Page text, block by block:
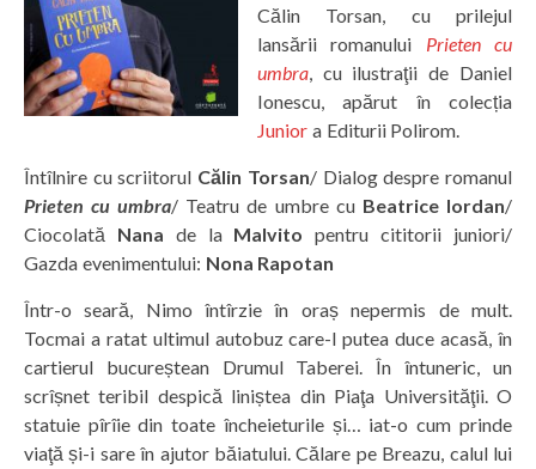
Călin Torsan, cu prilejul
lansării romanului Prieten cu
umbra, cu ilustraţii de Daniel
Ionescu, apărut în colecția
Junior a Editurii Polirom.
Întîlnire cu scriitorul Călin Torsan/ Dialog despre romanul
Prieten cu umbra/ Teatru de umbre cu Beatrice Iordan/
Ciocolată Nana de la Malvito pentru cititorii juniori/
Gazda evenimentului: Nona Rapotan
Într-o seară, Nimo întîrzie în oraș nepermis de mult.
Tocmai a ratat ultimul autobuz care-l putea duce acasă, în
cartierul bucureștean Drumul Taberei. În întuneric, un
scrîșnet teribil despică liniștea din Piaţa Universităţii. O
statuie pîrîie din toate încheieturile și… iat-o cum prinde
viaţă și-i sare în ajutor băiatului. Călare pe Breazu, calul lui